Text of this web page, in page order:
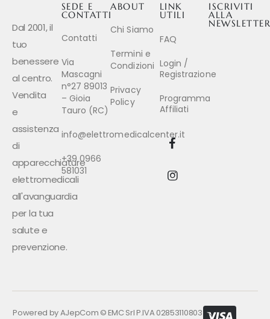
Dal 2001, il
tuo
benessere
al centro.
Vendita
e
assistenza
di
apparecchiature
elettromedicali
all'avanguardia
per la tua
salute e
prevenzione.
LINK
UTILI
FAQ
Login /
Registrazione
Programma
Affiliati
ABOUT
Chi Siamo
Termini e
Condizioni
Privacy
Policy
SEDE E
CONTATTI
Contatti
Via
Mascagni
n°27 89013
– Gioia
Tauro (RC)
info@elettromedicalcenter.it
+39 0966
581031
ISCRIVITI
ALLA
Powered byAJepCom © EMC Srl P.IVA 02853110803